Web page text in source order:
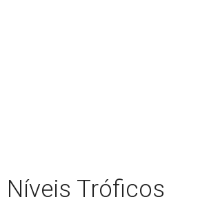
Níveis Tróficos